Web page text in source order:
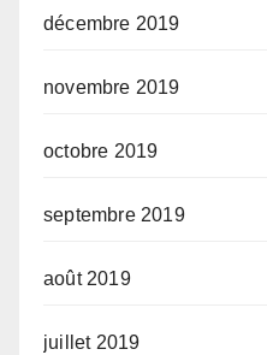
décembre 2019
novembre 2019
octobre 2019
septembre 2019
août 2019
juillet 2019